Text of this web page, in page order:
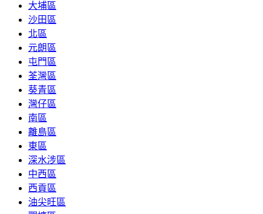
大埔區
沙田區
北區
元朗區
屯門區
荃灣區
葵青區
灣仔區
南區
離島區
東區
深水涉區
中西區
西貢區
油尖旺區